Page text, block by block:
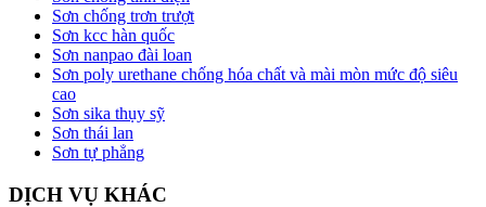
Sơn chống trơn trượt
Sơn kcc hàn quốc
Sơn nanpao đài loan
Sơn poly urethane chống hóa chất và mài mòn mức độ siêu
cao
Sơn sika thụy sỹ
Sơn thái lan
Sơn tự phẳng
DỊCH VỤ KHÁC